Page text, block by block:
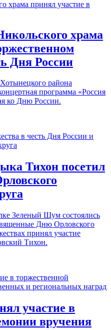
храма
Дня России
района
программа «Россия
ко Дню России.
Тихон посетил
Зеленый Шум состоялись
Дню Орловского
принял участие
Тихон.
участие в
вручения